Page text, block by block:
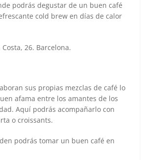
podrás degustar de un buen café
cold brew en días de calor
Costa, 26. Barcelona.
sus propias mezclas de café lo
afama entre los amantes de los
Aquí podrás acompañarlo con
o croissants.
podrás tomar un buen café en